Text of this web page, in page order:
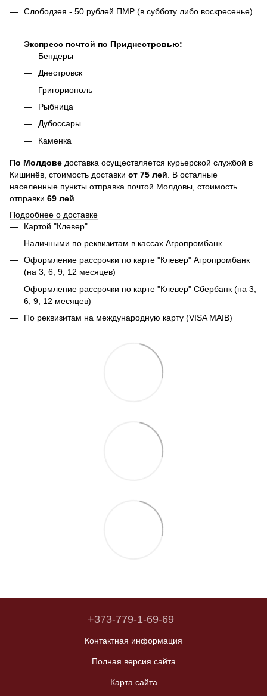
Слободзея - 50 рублей ПМР (в субботу либо воскресенье)
Экспресс почтой по Приднестровью:
Бендеры
Днестровск
Григориополь
Рыбница
Дубоссары
Каменка
По Молдове доставка осуществляется курьерской службой в
Кишинёв, стоимость доставки от 75 лей . В осталные
населенные пункты отправка почтой Молдовы, стоимость
отправки 69 лей
Подробнее о доставке
Картой "Клевер"
Наличными по реквизитам в кассах Агропромбанк
Оформление рассрочки по карте "Клевер" Агропромбанк
(на 3, 6, 9, 12 месяцев)
Оформление рассрочки по карте "Клевер" Сбербанк (на 3,
6, 9, 12 месяцев)
По реквизитам на международную карту (VISA MAIB)
+373-779-1-69-69
Контактная информация
Полная версия сайта
Карта сайта